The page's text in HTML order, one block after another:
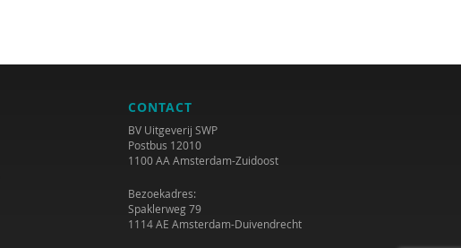
CONTACT
BV Uitgeverij SWP
Postbus 12010
1100 AA Amsterdam-Zuidoost
Bezoekadres:
Spaklerweg 79
1114 AE Amsterdam-Duivendrecht